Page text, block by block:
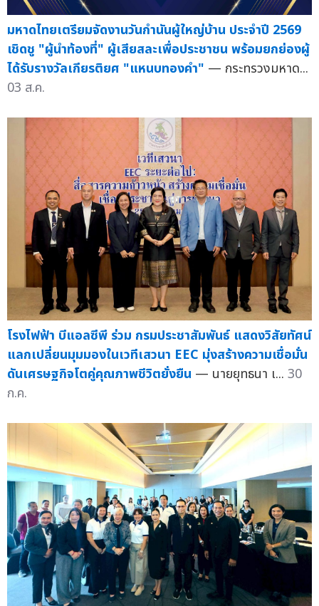
มหาดไทยเตรียมจัดงานวันกำนันผู้ใหญ่บ้าน ประจำปี 2569
เชิดชู "ผู้นำท้องที่" ผู้เสียสละเพื่อประชาชน พร้อมยกย่องผู้
ได้รับรางวัลเกียรติยศ "แหนบทองคำ" — กระทรวงมหาด...
03 ส.ค.
โรงไฟฟ้า บีแอลซีพี ร่วม กรมประชาสัมพันธ์ แสดงวิสัยทัศน์
แลกเปลี่ยนมุมมองในเวทีเสวนา EEC มุ่งสร้างความเชื่อมั่น
ดันเศรษฐกิจโตคู่คุณภาพชีวิตยั่งยืน — นายยุทธนา เ... 30
ก.ค.